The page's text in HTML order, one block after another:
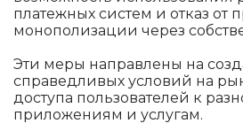
платежных систем и отказ от
монополизации через
Эти меры направлены на
справедливых условий на
доступа пользователей к
приложениям и услугам.